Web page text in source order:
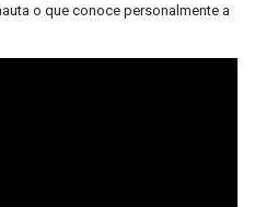
o que conoce personalmente a